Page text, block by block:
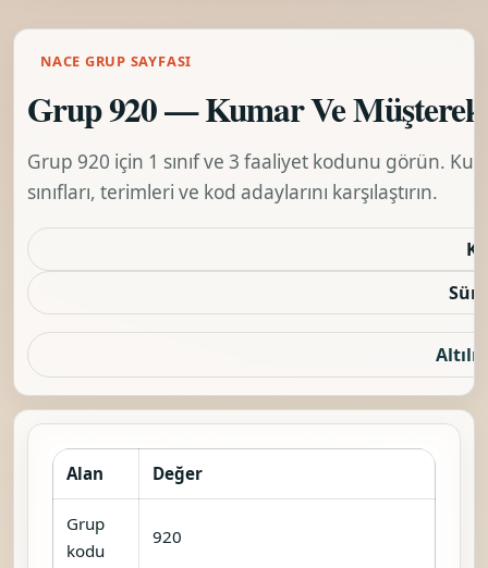
NACE GRUP SAYFASI
Grup 920 — Kumar Ve
Grup 920 için 1 sınıf ve 3 faaliyet kodunu görün.
sınıfları, terimleri ve kod adaylarını karşılaştırın.
Altılı
Alan Değer
Grup
kodu
920